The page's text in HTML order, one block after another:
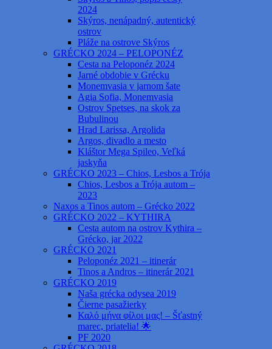
2024
Skýros, nenápadný, autentický
ostrov
Pláže na ostrove Skýros
GRÉCKO 2024 – PELOPONÉZ
Cesta na Peloponéz 2024
Jarné obdobie v Grécku
Monemvasia v jarnom šate
Agia Sofia, Monemvasia
Ostrov Spetses, na skok za
Bubulinou
Hrad Larissa, Argolida
Argos, divadlo a mesto
Kláštor Mega Spileo, Veľká
jaskyňa
GRÉCKO 2023 – Chios, Lesbos a Trója
Chios, Lesbos a Trója autom –
2023
Naxos a Tinos autom – Grécko 2022
GRÉCKO 2022 – KYTHIRA
Cesta autom na ostrov Kythira –
Grécko, jar 2022
GRÉCKO 2021
Peloponéz 2021 – itinerár
Tinos a Andros – itinerár 2021
GRÉCKO 2019
Naša grécka odysea 2019
Čierne pasažierky
Καλό μήνα φίλοι μας! – Šťastný
marec, priatelia! 🌟
PF 2020